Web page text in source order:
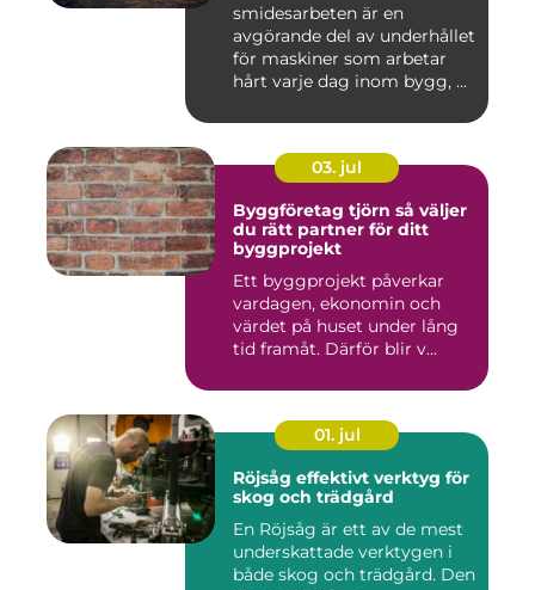
smidesarbeten är en
avgörande del av underhållet
för maskiner som arbetar
hårt varje dag inom bygg, ...
03. jul
Byggföretag tjörn så väljer
du rätt partner för ditt
byggprojekt
Ett byggprojekt påverkar
vardagen, ekonomin och
värdet på huset under lång
tid framåt. Därför blir v...
01. jul
Röjsåg effektivt verktyg för
skog och trädgård
En Röjsåg är ett av de mest
underskattade verktygen i
både skog och trädgård. Den